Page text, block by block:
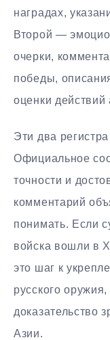
наградах,
Второй —
очерки,
победы,
оценки действий
Эти два
Официальное
точности и
комментарий
понимать. Если
войска вошли в
это шаг к
русского
доказательство
Азии.